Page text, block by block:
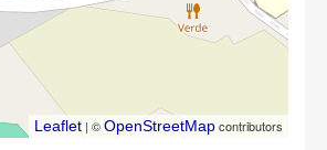
Leaflet | ©OpenStreetMapcontributors